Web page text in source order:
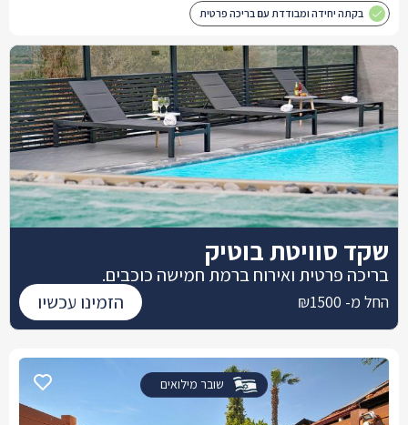
בקתה יחידה ומבודדת עם בריכה פרטית
שובר מילואים
שקד סוויטת בוטיק
בריכה פרטית ואירוח ברמת חמישה כוכבים.
החל מ- ₪1500 הזמינו עכשיו